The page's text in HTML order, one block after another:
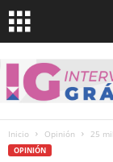
Inicio Opinión 25
OPINIÓN